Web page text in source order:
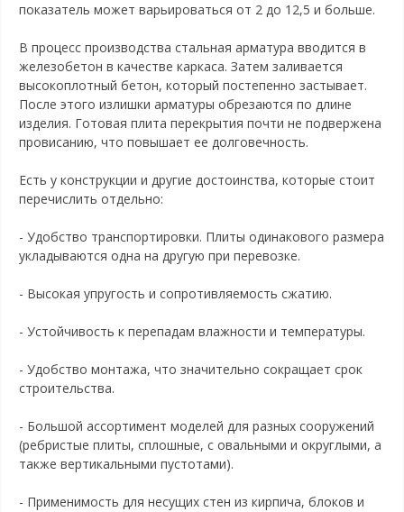
показатель может варьироваться от 2 до 12,5 и больше.
В процесс производства стальная арматура вводится в
железобетон в качестве каркаса. Затем заливается
высокоплотный бетон, который постепенно застывает.
После этого излишки арматуры обрезаются по длине
изделия. Готовая плита перекрытия почти не подвержена
провисанию, что повышает ее долговечность.
Есть у конструкции и другие достоинства, которые стоит
перечислить отдельно:
- Удобство транспортировки. Плиты одинакового размера
укладываются одна на другую при перевозке.
- Высокая упругость и сопротивляемость сжатию.
- Устойчивость к перепадам влажности и температуры.
- Удобство монтажа, что значительно сокращает срок
строительства.
- Большой ассортимент моделей для разных сооружений
(ребристые плиты, сплошные, с овальными и округлыми, а
также вертикальными пустотами).
- Применимость для несущих стен из кирпича, блоков и